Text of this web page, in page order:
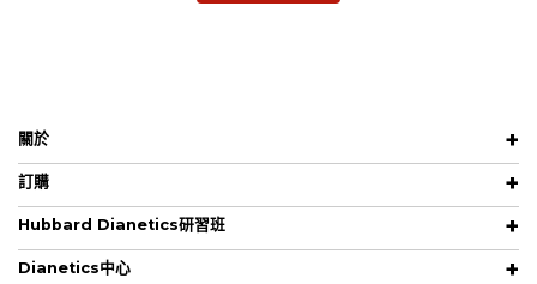
關於
訂購
Hubbard Dianetics研習班
Dianetics中心